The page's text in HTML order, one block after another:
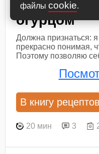
файлы cookie.
яйцом,
огурцом
Должна признаться:
прекрасно понимая,
Поэтому позволяю
В книгу рецептов
20 мин 3